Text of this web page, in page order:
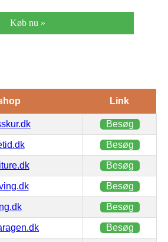
Køb nu »
Link
Besøg
Besøg
Besøg
Besøg
Besøg
Besøg